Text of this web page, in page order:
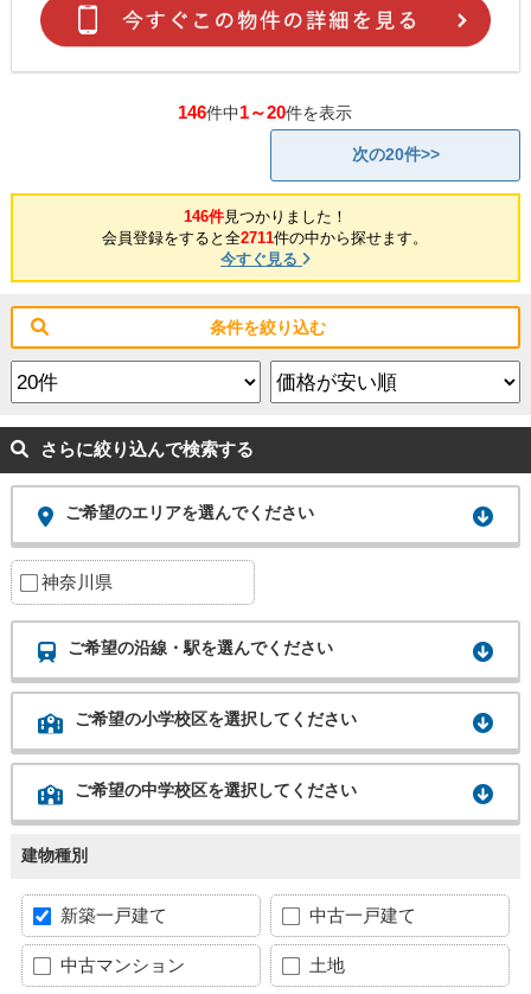
146件中1～20件を表示
次の20件>>
146件見つかりました！
会員登録をすると全2711件の中から探せます。
今すぐ見る
条件を絞り込む
さらに絞り込んで検索する
ご希望のエリアを選んでください
神奈川県
ご希望の沿線・駅を選んでください
ご希望の小学校区を選択してください
ご希望の中学校区を選択してください
建物種別
新築一戸建て 中古一戸建て
中古マンション 土地